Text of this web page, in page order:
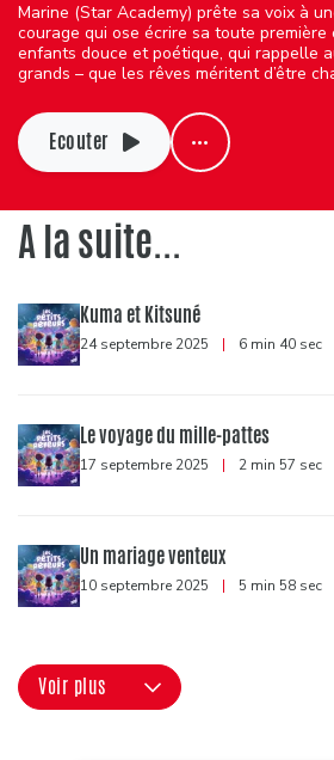
Marine (Star Academy) prête sa voix à
courage qui ose écrire sa toute
enfants douce et poétique, qui rappelle
grands – que les rêves méritent d’être
Ecouter
A la suite...
Kuma et Kitsuné
24 septembre 2025 | 6 min 40 sec
Le voyage du mille-pattes
17 septembre 2025 | 2 min 57 sec
Un mariage venteux
10 septembre 2025 | 5 min 58 sec
Voir plus